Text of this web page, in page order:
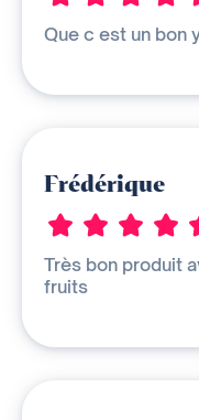
Que c est un bon
Frédérique
Très bon produit
fruits